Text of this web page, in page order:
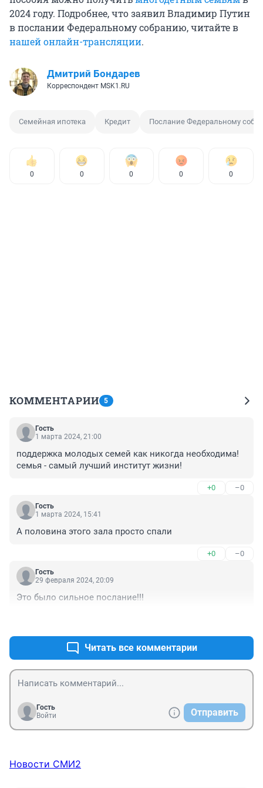
2024 году. Подробнее, что заявил Владимир Путин
в послании Федеральному собранию, читайте в
нашей онлайн-трансляции.
Дмитрий Бондарев
Корреспондент MSK1.RU
Семейная ипотека Кредит Послание Федеральному
0 0 0 0 0
КОММЕНТАРИИ 5
Гость
1 марта 2024, 21:00
поддержка молодых семей как никогда необходима!
семья - самый лучший институт жизни!
+0 –0
Гость
1 марта 2024, 15:41
А половина этого зала просто спали
+0 –0
Гость
29 февраля 2024, 20:09
Это было сильное послание!!!
Читать все комментарии
Гость
Войти
Отправить
Новости СМИ2